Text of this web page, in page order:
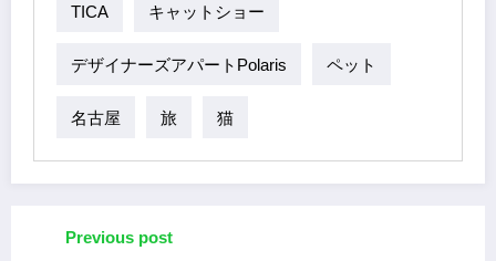
TICA キャットショー
デザイナーズアパートPolaris ペット
名古屋 旅 猫
Previous post